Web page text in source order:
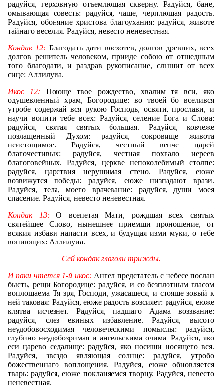
радуйся, герховную отъемлющая скверну. Радуйся, бане,
омывающая совесть: радуйся, чаше, черплющая радость.
Радуйся, обоняние христова благоухания: радуйся, животе
тайнаго веселия. Радуйся, невесто неневестная.
Кондак 12: Благодать дати восхотев, долгов древних, всех
долгов решитель человеком, прииде собою от отшедшым
того благодати, и раздрав рукописание, слышит от всех
сице: Аллилуиа.
Икос 12: Поюще твое рождество, хвалим тя вси, яко
одушевленный храм, Богородице: во твоей бо вселився
утробе содержай вся рукою Господь, освяти, прослави, и
научи вопити тебе всех: Радуйся, селение Бога и Слова:
радуйся, святая святых большая. Радуйся, ковчеже
позлащенный Духом: радуйся, сокровище живота
неистощимое. Радуйся, честный венче царей
благочестивых: радуйся, честная похвало иереев
благоговейных. Радуйся, церкве непоколебимый столпе:
радуйся, царствия нерушимая стено. Радуйся, еюже
возвижутся победы: радуйся, еюже низпадают врази.
Радуйся, тела, моего врачевание: радуйся, души моея
спасение. Радуйся, невесто неневестная.
Кондак 13: О всепетая Мати, рождшая всех святых
святейшее Слово, нынешнее приемши проношение, от
всякия избави напасти всех, и будущая изми муки, о тебе
вопиющих: Аллилуиа.
Сей кондак глаголи трижды.
И паки чтется 1-й икос: Ангел предстатель с небесе послан
бысть, рещи Богородице: радуйся, и со безплотным гласом
воплощаема Тя зря, Господи, ужасашеся, и стояше зовый к
ней таковая: Радуйся, еюже радость возсияет: радуйся, еюже
клятва исчезнет. Радуйся, падшаго Адама воззвание:
радуйся, слез евиных избавление. Радуйся, высото
неудобовосходимая человеческими помыслы: радуйся,
глубино неудобозримая и ангельскима очима. Радуйся, яко
еси царево седалище: радуйся, яко носиши носящего вся.
Радуйся, звездо являющая солнце: радуйся, утробо
божественнаго воплощения. Радуйся, еюже обновляется
тварь: радуйся, еюже покланяемся творцу. Радуйся, невесто
неневестная.